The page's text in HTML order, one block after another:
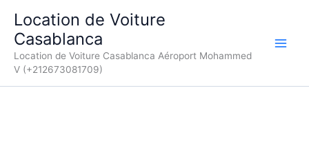
contenu
Location de Voiture
Casablanca
Location de Voiture Casablanca Aéroport Mohammed
V (+212673081709)